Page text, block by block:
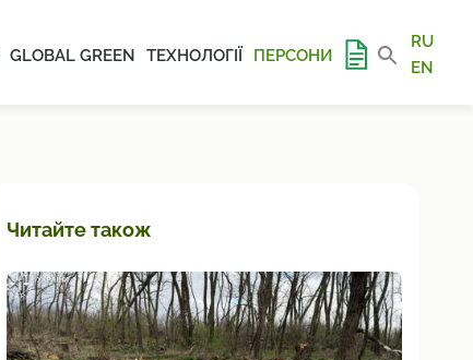
GLOBAL GREEN ТЕХНОЛОГІЇ ПЕРСОНИ
RU
EN
Читайте також